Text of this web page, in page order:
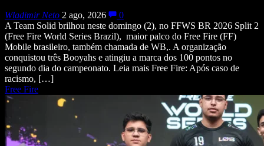
Wladimir Neto 2 ago, 2026
0
A Team Solid brilhou neste domingo (2), no FFWS BR 2026 Split 2
(Free Fire World Series Brazil), maior palco do Free Fire (FF)
Mobile brasileiro, também chamada de WB,. A organização
conquistou três Booyahs e atingiu a marca dos 100 pontos no
segundo dia do campeonato. Leia mais Free Fire: Após caso de
racismo, […]
Free Fire